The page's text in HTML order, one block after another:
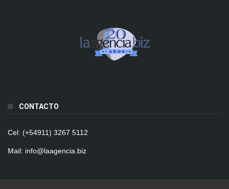
CONTACTO
Cel: (+54911) 3267 5112
Mail: info@laagencia.biz